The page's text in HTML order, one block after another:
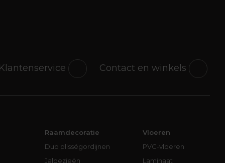
Contact en winkels
Raamdecoratie
Duo plisségordijnen
Jaloezieën
Vloeren
PVC-vloeren
Laminaat